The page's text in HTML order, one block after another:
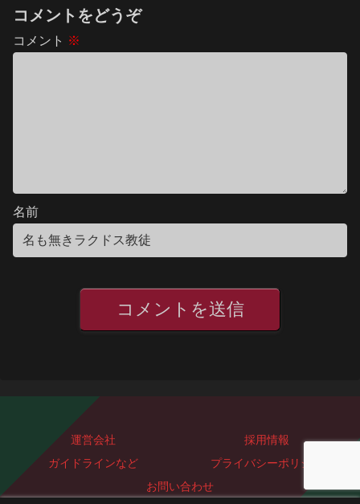
コメントをどうぞ
コメント ※
名前
運営会社
採用情報
ガイドラインなど
プライバシーポリシー
お問い合わせ